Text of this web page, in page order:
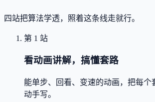
四站把算法学透，照着这条线走就行。
第 1 站
看动画讲解，搞懂套路
能单步、回看、变速的动画，把每个
动手写。